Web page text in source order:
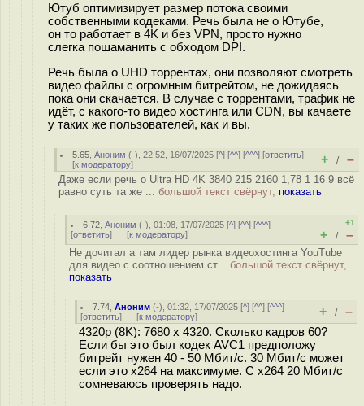
Ютуб оптимизирует размер потока своими
собственными кодеками. Речь была не о Ютубе,
он то работает в 4K и без VPN, просто нужно
слегка пошаманить с обходом DPI.
Речь была о UHD торрентах, они позволяют смотреть
видео файлы с огромным битрейтом, не дожидаясь
пока они скачается. В случае с торрентами, трафик не
идёт, с какого-то видео хостинга или CDN, вы качаете
у таких же пользователей, как и вы.
5.65 ,Аноним (-), 22:52, 16/07/2025 [^] [^^] [^^^] [ответить]
[к модератору] + / –
Даже если речь о Ultra HD 4K 3840 215 2160 1,78 1 16 9 всё
равно суть та же ... большой текст свёрнут, показать
6.72 ,Аноним (-), 01:08, 17/07/2025 [^] [^^] [^^^]
[ответить] [к модератору]
+1
+ / –
Не дочитал а там лидер рынка видеохостинга YouTube
для видео с соотношением ст... большой текст свёрнут,
показать
7.74 ,Аноним (-), 01:32, 17/07/2025 [^] [^^] [^^^]
[ответить] [к модератору] + / –
4320p (8K): 7680 x 4320. Сколько кадров 60?
Если бы это был кодек AVC1 предположу
битрейт нужен 40 - 50 Мбит/с. 30 Мбит/с может
если это x264 на максимуме. C x264 20 Мбит/с
сомневаюсь проверять надо.